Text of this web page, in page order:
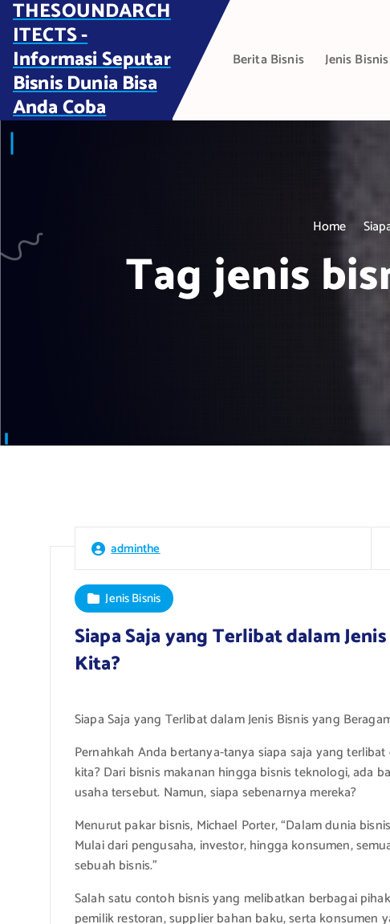
t
THESOUNDARCH
ITECTS -
Informasi Seputar
Bisnis Dunia Bisa
Anda Coba
Berita Bisnis Jenis Bisnis
Home
Tag jenis
adminthe
Jenis Bisnis
Siapa Saja yang Terlibat dalam
Kita?
Siapa Saja yang Terlibat dalam Jenis Bisnis yang
Pernahkah Anda bertanya-tanya siapa saja yang
kita? Dari bisnis makanan hingga bisnis teknologi, ada
usaha tersebut. Namun, siapa sebenarnya mereka?
Menurut pakar bisnis, Michael Porter, “Dalam dunia
Mulai dari pengusaha, investor, hingga konsumen,
sebuah bisnis.”
Salah satu contoh bisnis yang melibatkan berbagai
pemilik restoran, supplier bahan baku, serta konsumen